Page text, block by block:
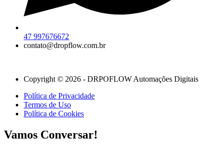
47 997676672
contato@dropflow.com.br
Copyright © 2026 - DRPOFLOW Automações Digitais
Política de Privacidade
Termos de Uso
Política de Cookies
Vamos Conversar!